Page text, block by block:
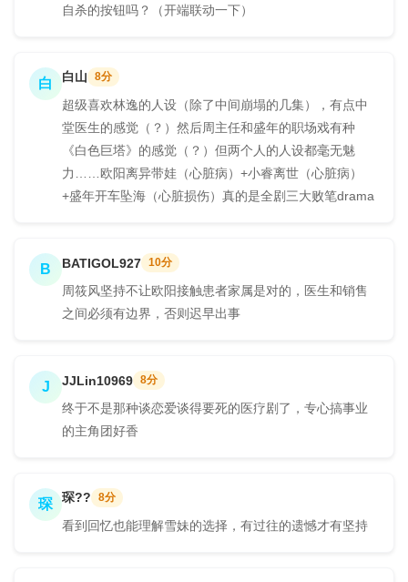
自杀的按钮吗？（开端联动一下）
白 白山 8分
超级喜欢林逸的人设（除了中间崩塌的几集），有点中
堂医生的感觉（？）然后周主任和盛年的职场戏有种
《白色巨塔》的感觉（？）但两个人的人设都毫无魅
力……欧阳离异带娃（心脏病）+小睿离世（心脏病）
+盛年开车坠海（心脏损伤）真的是全剧三大败笔drama
B BATIGOL927 10分
周筱风坚持不让欧阳接触患者家属是对的，医生和销售
之间必须有边界，否则迟早出事
J JJLin10969 8分
终于不是那种谈恋爱谈得要死的医疗剧了，专心搞事业
的主角团好香
琛 琛?? 8分
看到回忆也能理解雪妹的选择，有过往的遗憾才有坚持